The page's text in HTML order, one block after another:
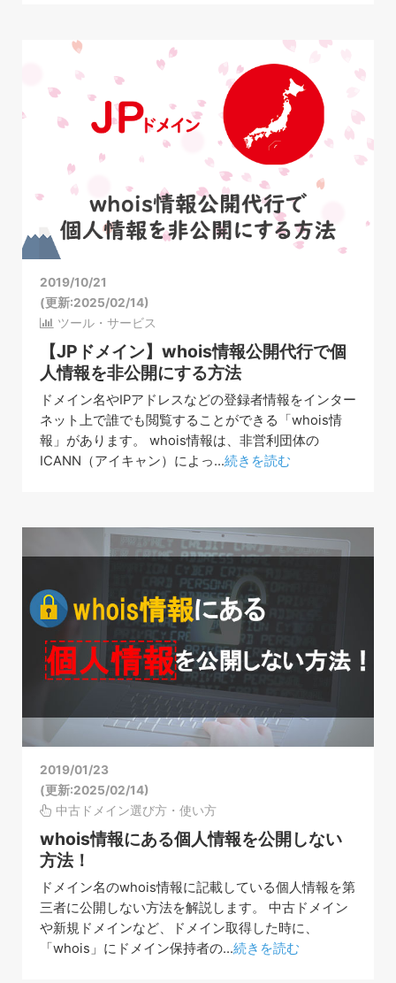
2019/10/21
(更新:2025/02/14)
ツール・サービス
【JPドメイン】whois情報公開代行で個
人情報を非公開にする方法
ドメイン名やIPアドレスなどの登録者情報をインター
ネット上で誰でも閲覧することができる「whois情
報」があります。 whois情報は、非営利団体の
ICANN（アイキャン）によっ...続きを読む
2019/01/23
(更新:2025/02/14)
中古ドメイン選び方・使い方
whois情報にある個人情報を公開しない
方法！
ドメイン名のwhois情報に記載している個人情報を第
三者に公開しない方法を解説します。 中古ドメイン
や新規ドメインなど、ドメイン取得した時に、
「whois」にドメイン保持者の...続きを読む